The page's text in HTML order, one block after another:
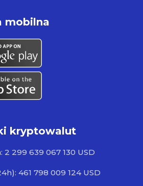
mobilna
kryptowalut
2 299 639 067 130 USD
461 798 009 124 USD